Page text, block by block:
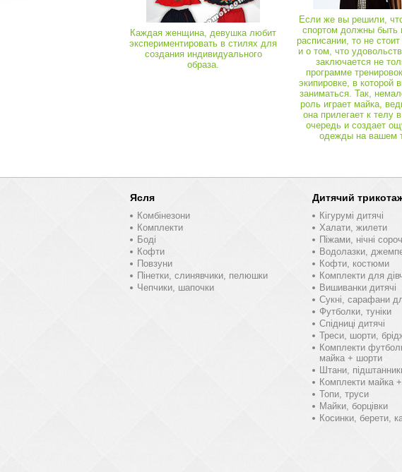
Каждая женщина, девушка любит
экспериментировать в стилях для
создания индивидуального
образа.
Если же вы решили,
спортом должны быть
расписании, то не
и о том, что
заключается не
программе
экипировке, в которой
заниматься. Так,
роль играет майка,
она прилегает к телу
очередь и создает
одежды на вашем
Ясля
Комбінезони
Комплекти
Боді
Кофти
Повзуни
Пінетки, слинявчики, пелюшки
Чепчики, шапочки
Дитячий
Кігурумі дитячі
Халати, жилети
Піжами, нічні
Водолазки,
Кофти, костюми
Комплекти для
Вишиванки дитячі
Сукні, сарафани
Футболки, туніки
Спідниці дитячі
Треси, шорти,
Комплекти
майка + шорти
Штани,
Комплекти майка
Топи, труси
Майки, борцівки
Косинки, берети,